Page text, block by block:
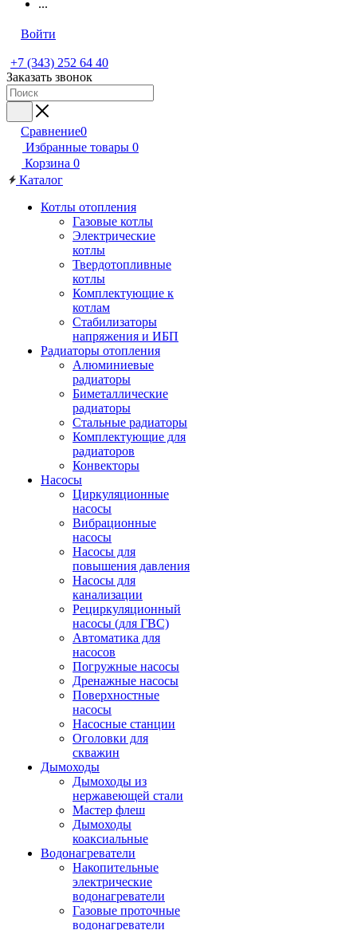
...
Войти
+7 (343) 252 64 40
Заказать звонок
Сравнение0
Избранные товары 0
Корзина 0
Каталог
Котлы отопления
Газовые котлы
Электрические
котлы
Твердотопливные
котлы
Комплектующие к
котлам
Стабилизаторы
напряжения и ИБП
Радиаторы отопления
Алюминиевые
радиаторы
Биметаллические
радиаторы
Стальные радиаторы
Комплектующие для
радиаторов
Конвекторы
Насосы
Циркуляционные
насосы
Вибрационные
насосы
Насосы для
повышения давления
Насосы для
канализации
Рециркуляционный
насосы (для ГВС)
Автоматика для
насосов
Погружные насосы
Дренажные насосы
Поверхностные
насосы
Насосные станции
Оголовки для
скважин
Дымоходы
Дымоходы из
нержавеющей стали
Мастер флеш
Дымоходы
коаксиальные
Водонагреватели
Накопительные
электрические
водонагреватели
Газовые проточные
водонагреватели